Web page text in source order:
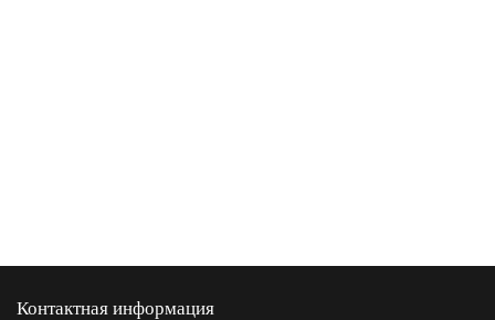
Контактная информация